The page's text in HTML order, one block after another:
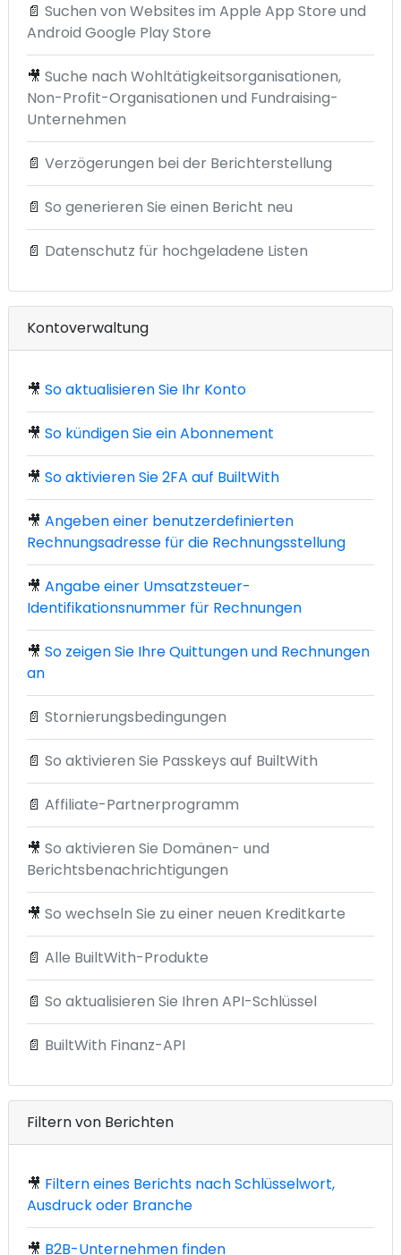
📄 Suchen von Websites im Apple App Store und
Android Google Play Store
🎥 Suche nach Wohltätigkeitsorganisationen,
Non-Profit-Organisationen und Fundraising-
Unternehmen
📄 Verzögerungen bei der Berichterstellung
📄 So generieren Sie einen Bericht neu
📄 Datenschutz für hochgeladene Listen
Kontoverwaltung
🎥 So aktualisieren Sie Ihr Konto
🎥 So kündigen Sie ein Abonnement
🎥 So aktivieren Sie 2FA auf BuiltWith
🎥 Angeben einer benutzerdefinierten
Rechnungsadresse für die Rechnungsstellung
🎥 Angabe einer Umsatzsteuer-
Identifikationsnummer für Rechnungen
🎥 So zeigen Sie Ihre Quittungen und Rechnungen
an
📄 Stornierungsbedingungen
📄 So aktivieren Sie Passkeys auf BuiltWith
📄 Affiliate-Partnerprogramm
🎥 So aktivieren Sie Domänen- und
Berichtsbenachrichtigungen
🎥 So wechseln Sie zu einer neuen Kreditkarte
📄 Alle BuiltWith-Produkte
📄 So aktualisieren Sie Ihren API-Schlüssel
📄 BuiltWith Finanz-API
Filtern von Berichten
🎥 Filtern eines Berichts nach Schlüsselwort,
Ausdruck oder Branche
🎥 B2B-Unternehmen finden